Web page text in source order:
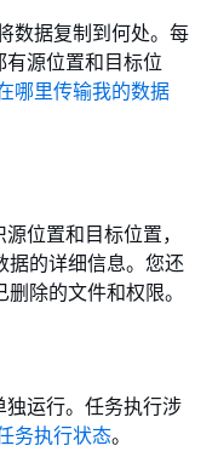
数据复制到何处。每
有源位置和目标位
哪里传输我的数据
位置和目标位置，
据的详细信息。您还
除的文件和权限。
运行。任务执行涉
务执行状态。